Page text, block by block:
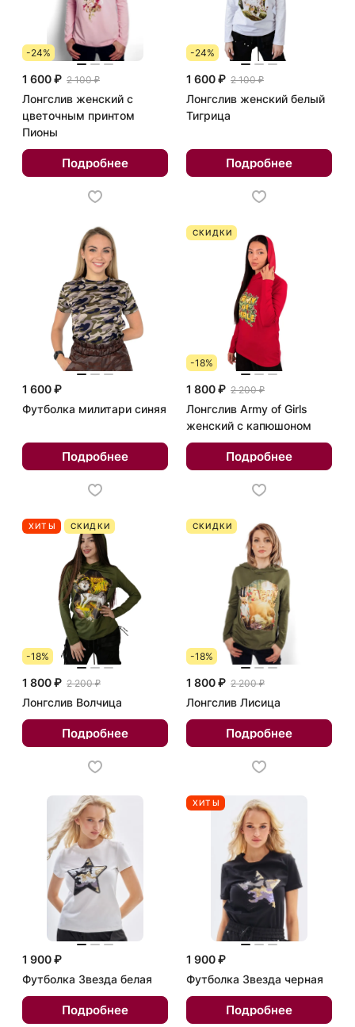
-24%
1 600 ₽ 2 100 ₽
Лонгслив женский с
цветочным принтом
Пионы
Подробнее
-24%
1 600 ₽ 2 100 ₽
Лонгслив женский белый
Тигрица
Подробнее
1 600 ₽
Футболка милитари синяя
Подробнее
СКИДКИ
-18%
1 800 ₽ 2 200 ₽
Лонгслив Army of Girls
женский с капюшоном
Подробнее
ХИТЫ СКИДКИ
-18%
1 800 ₽ 2 200 ₽
Лонгслив Волчица
Подробнее
СКИДКИ
-18%
1 800 ₽ 2 200 ₽
Лонгслив Лисица
Подробнее
1 900 ₽
Футболка Звезда белая
Подробнее
ХИТЫ
1 900 ₽
Футболка Звезда черная
Подробнее